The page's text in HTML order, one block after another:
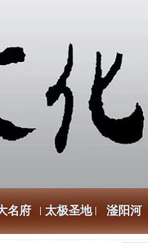
名府 太极圣地 滏阳河